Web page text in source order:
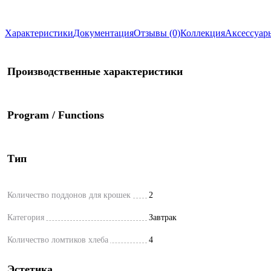
ХарактеристикиДокументацияОтзывы (0)Коллекция
Производственные характеристики
Program / Functions
Тип
Количество поддонов для крошек 2
Категория Завтрак
Количество ломтиков хлеба 4